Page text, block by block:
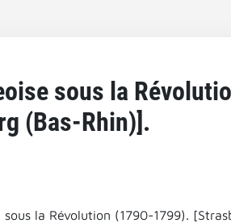
sous la
(Bas-Rhin)].
la Révolution (1790-1799).